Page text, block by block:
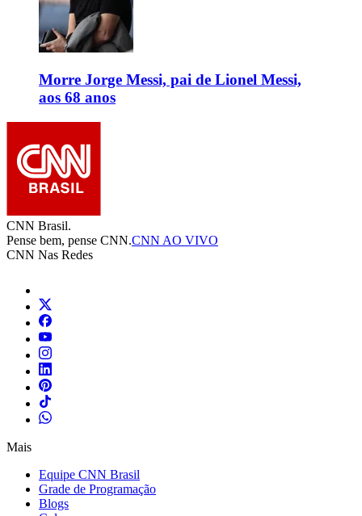
Morre Jorge Messi, pai de Lionel Messi,
aos 68 anos
CNN Brasil.
Pense bem, pense CNN.CNN AO VIVO
CNN Nas Redes
Mais
Equipe CNN Brasil
Grade de Programação
Blogs